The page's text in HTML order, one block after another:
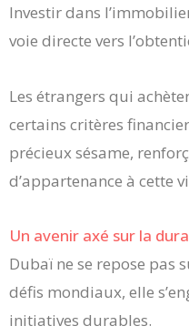
Investir dans
voie directe vers
Les étrangers qui
certains critères
précieux sésame,
d’appartenance à cette
Un avenir axé sur la
Dubaï ne se repose pas
défis mondiaux, elle
initiatives durables.